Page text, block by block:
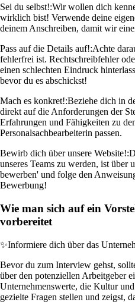
Sei du selbst!:Wir wollen dich
wirklich bist! Verwende deine
deinem Anschreiben, damit wir
Pass auf die Details auf!:Achte
fehlerfrei ist. Rechtschreibfehler
einen schlechten Eindruck
bevor du es abschickst!
Mach es konkret!:Beziehe dich in
direkt auf die Anforderungen der
Erfahrungen und Fähigkeiten zu
Personalsachbearbeiterin passen.
Bewirb dich über unsere Website!:
unseres Teams zu werden, ist über
bewerben' und folge den
Bewerbung!
Wie man sich auf ein
vorbereitet
✨Informiere dich über das
Bevor du zum Interview gehst,
über den potenziellen Arbeitgeber
Unternehmenswerte, die Kultur
gezielte Fragen stellen und zeigst,